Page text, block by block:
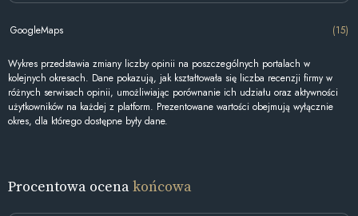
GoogleMaps (15)
Wykres przedstawia zmiany liczby opinii na poszczególnych portalach w
kolejnych okresach. Dane pokazują, jak kształtowała się liczba recenzji firmy w
różnych serwisach opinii, umożliwiając porównanie ich udziału oraz aktywności
użytkowników na każdej z platform. Prezentowane wartości obejmują wyłącznie
okres, dla którego dostępne były dane.
Procentowa ocenakońcowa